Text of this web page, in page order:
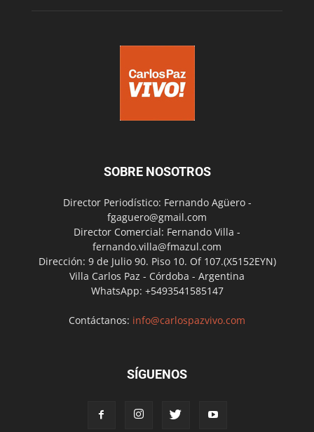
SOBRE NOSOTROS
Director Periodístico: Fernando Agüero -
fgaguero@gmail.com
Director Comercial: Fernando Villa -
fernando.villa@fmazul.com
Dirección: 9 de Julio 90. Piso 10. Of 107.(X5152EYN)
Villa Carlos Paz - Córdoba - Argentina
WhatsApp: +5493541585147
Contáctanos: info@carlospazvivo.com
SÍGUENOS